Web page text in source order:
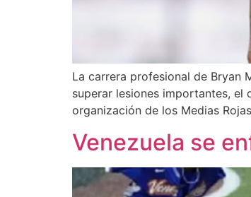
La carrera profesional de Bryan
superar lesiones importantes,
organización de los Medias
Venezuela se